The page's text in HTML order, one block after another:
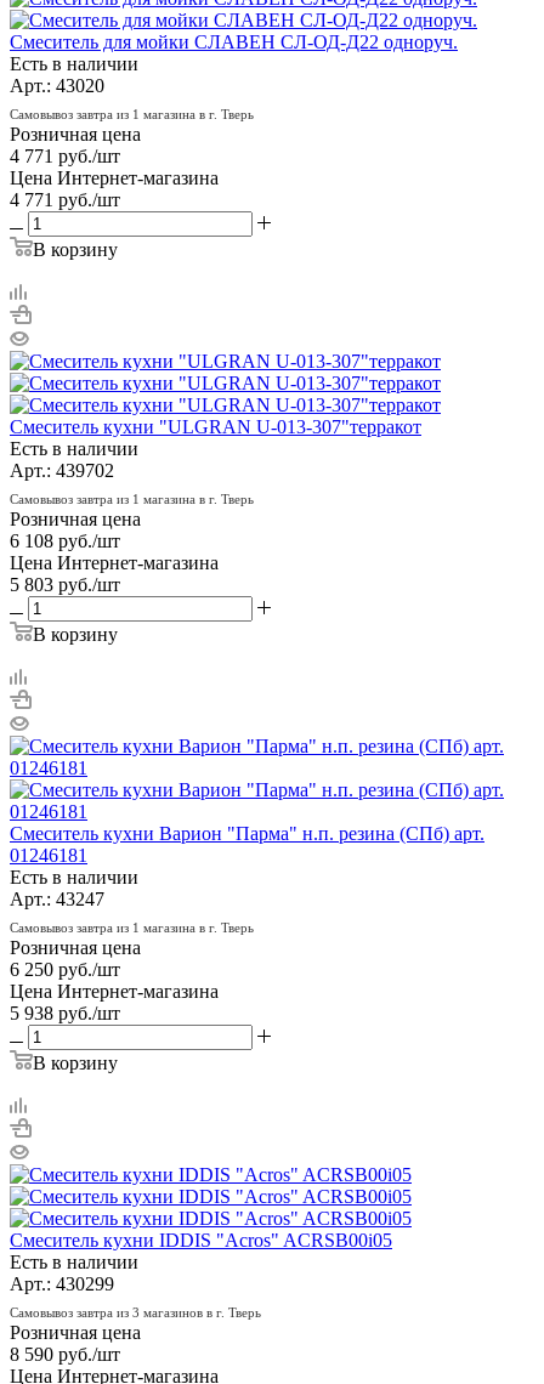
Смеситель для мойки СЛАВЕН СЛ-ОД-Д22 одноруч.
Есть в наличии
Арт.: 43020
Самовывоз завтра из 1 магазина в г. Тверь
Розничная цена
4 771 руб./шт
Цена Интернет-магазина
4 771 руб./шт
В корзину
Смеситель кухни "ULGRAN U-013-307"терракот
Есть в наличии
Арт.: 439702
Самовывоз завтра из 1 магазина в г. Тверь
Розничная цена
6 108 руб./шт
Цена Интернет-магазина
5 803 руб./шт
В корзину
Смеситель кухни Варион "Парма" н.п. резина (СПб) арт.
01246181
Есть в наличии
Арт.: 43247
Самовывоз завтра из 1 магазина в г. Тверь
Розничная цена
6 250 руб./шт
Цена Интернет-магазина
5 938 руб./шт
В корзину
Смеситель кухни IDDIS "Acros" ACRSB00i05
Есть в наличии
Арт.: 430299
Самовывоз завтра из 3 магазинов в г. Тверь
Розничная цена
8 590 руб./шт
Цена Интернет-магазина